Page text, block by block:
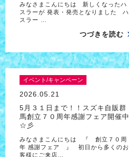
みなさまこんにちは 新しくなったハ
スラーが 発表・発売となりました ハ
スラー …
つづきを読む
イベント/キャンペーン
2026.05.21
5月３１日まで！！スズキ自販群
馬創立７０周年感謝フェア開催中
☆彡
みなさまこんにちは 『 創立７０周
年 感謝フェア 』 初日から多くのお
客様にご来店…